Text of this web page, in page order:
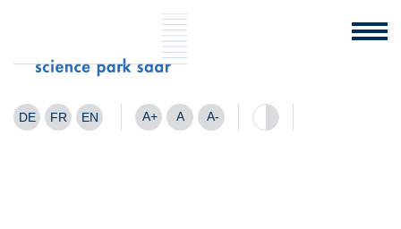
DE FR EN A+ A A-